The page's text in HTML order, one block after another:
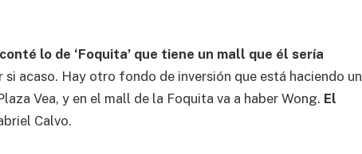
lo de ‘Foquita’ que tiene un mall que él sería
si acaso. Hay otro fondo de inversión que está haciendo un
Vea, y en el mall de la Foquita va a haber Wong. El
Calvo.